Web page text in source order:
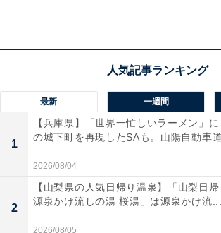
「今井湯」の口コミは？
「今井湯」には以下のような口コミが寄
す。
最新 一週間
1
【兵庫県】「世界一忙しいラーメン」
の城下町を再現したSAも。山陽自動車道
2026/08/04
2
【山梨県の人気日帰り温泉】「山梨日帰
源泉かけ流しの湯 桜湯」は源泉かけ流...
2026/08/05